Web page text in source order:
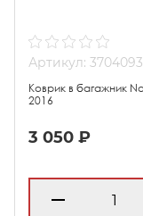
Артикул:
Коврик в багажник
2016
3 050 ₽